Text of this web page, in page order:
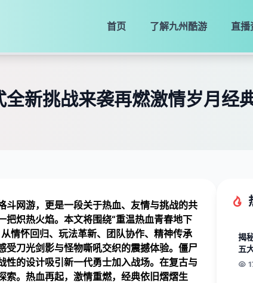
首页 了解九州酷游 直播
新挑战来袭再燃激情岁月经
斗网游，更是一段关于热血、友情与挑战的共
把炽热火焰。本文将围绕“重温热血青春地下
情怀回归、玩法革新、团队协作、精神传承
刀光剑影与怪物嘶吼交织的震撼体验。僵尸
的设计吸引新一代勇士加入战场。在复古与
索。热血再起，激情重燃，经典依旧熠熠生
揭
五